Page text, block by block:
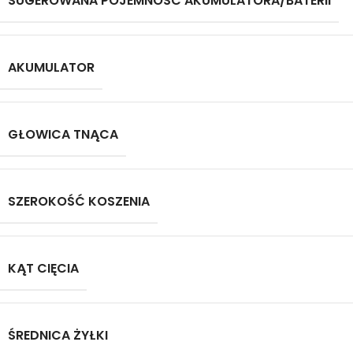
AKUMULATOR
GŁOWICA TNĄCA
SZEROKOŚĆ KOSZENIA
KĄT CIĘCIA
ŚREDNICA ŻYŁKI